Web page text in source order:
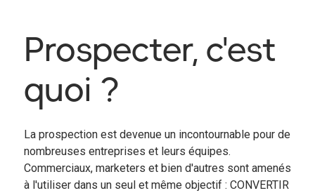
Prospecter, c'est
quoi ?
La prospection est devenue un incontournable pour de
nombreuses entreprises et leurs équipes.
Commerciaux, marketers et bien d'autres sont amenés
à l'utiliser dans un seul et même objectif : CONVERTIR